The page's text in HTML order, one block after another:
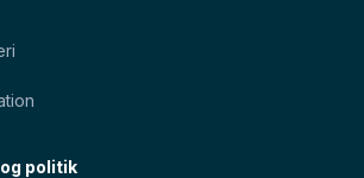
politik